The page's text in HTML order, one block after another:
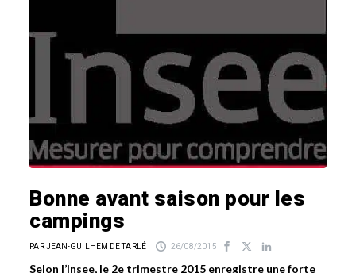
Bonne avant saison pour les
campings
PAR JEAN-GUILHEM DE TARLÉ 26/08/2015
Selon l’Insee, le 2e trimestre 2015 enregistre une forte